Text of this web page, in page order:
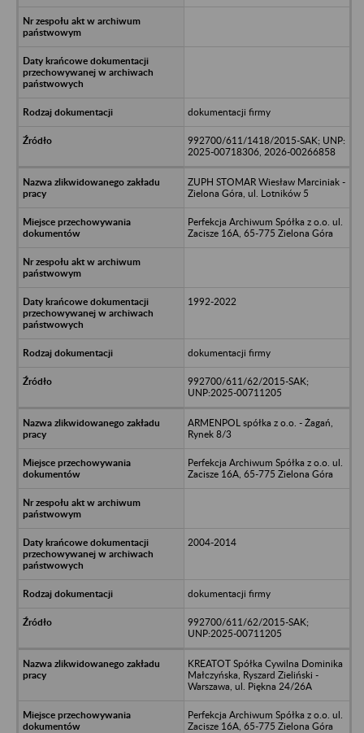
dokumentacji firmy
992700/611/1418/2015-SAK; UNP:
2025-00718306, 2026-00266858
ZUPH STOMAR Wiesław Marciniak -
Zielona Góra, ul. Lotników 5
Perfekcja Archiwum Spółka z o.o. ul.
Zacisze 16A, 65-775 Zielona Góra
1992-2022
dokumentacji firmy
992700/611/62/2015-SAK;
UNP:2025-00711205
ARMENPOL spółka z o.o. - Żagań,
Rynek 8/3
Perfekcja Archiwum Spółka z o.o. ul.
Zacisze 16A, 65-775 Zielona Góra
2004-2014
dokumentacji firmy
992700/611/62/2015-SAK;
UNP:2025-00711205
KREATOT Spółka Cywilna Dominika
Małczyńska, Ryszard Zieliński -
Warszawa, ul. Piękna 24/26A
Perfekcja Archiwum Spółka z o.o. ul.
Zacisze 16A, 65-775 Zielona Góra